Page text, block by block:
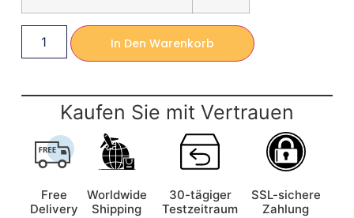
In Den Warenkorb
Kaufen Sie mit Vertrauen
Free
Delivery
Worldwide
Shipping
30-tägiger
Testzeitraum
SSL-sichere
Zahlung